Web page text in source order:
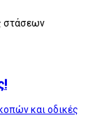
στάσεων
και οδικές